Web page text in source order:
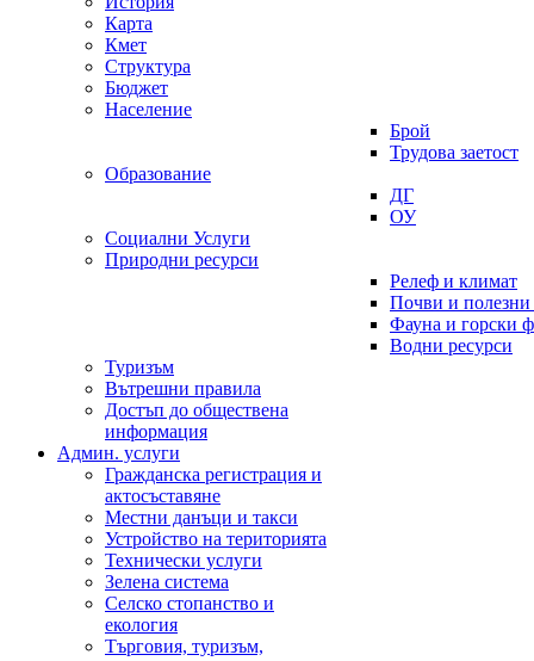
Карта
Кмет
Структура
Бюджет
Население
Брой
Трудова заетост
Образование
ДГ
ОУ
Социални Услуги
Природни ресурси
Релеф и климат
Почви и полезни
Фауна и горски
Водни ресурси
Туризъм
Вътрешни правила
Достъп до обществена
информация
Админ. услуги
Гражданска регистрация и
актосъставяне
Местни данъци и такси
Устройство на територията
Технически услуги
Зелена система
Селско стопанство и
екология
Търговия, туризъм,